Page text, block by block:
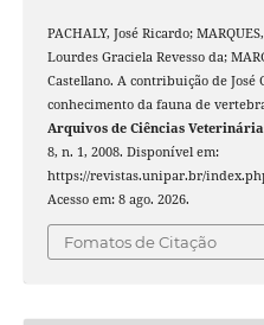
PACHALY, José Ricardo;
Lourdes Graciela Revesso da;
Castellano. A contribuição de
conhecimento da fauna de
Arquivos de Ciências
8, n. 1, 2008. Disponível em:
https://revistas.unipar.br/
Acesso em: 8 ago. 2026.
Fomatos de Citação